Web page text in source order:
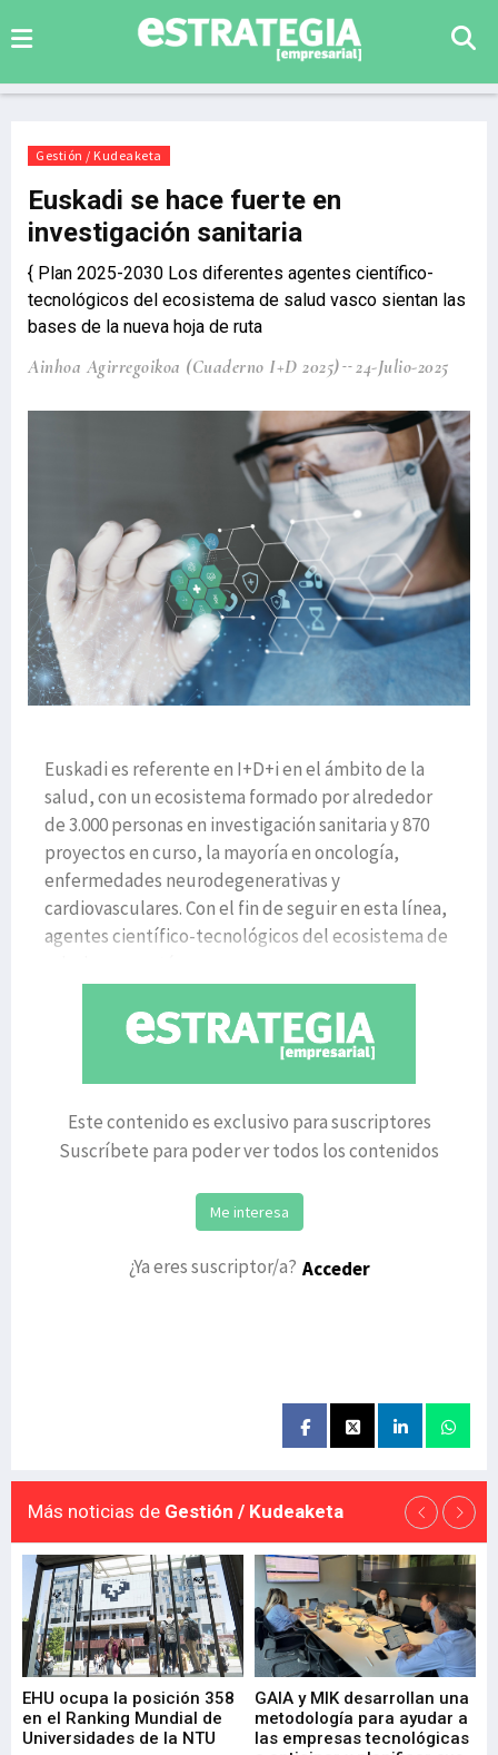
Gestión / Kudeaketa
Euskadi se hace fuerte en
investigación sanitaria
{ Plan 2025-2030 Los diferentes agentes científico-
tecnológicos del ecosistema de salud vasco sientan las
bases de la nueva hoja de ruta
Ainhoa Agirregoikoa (Cuaderno I+D 2025) 24-Julio-2025
Euskadi es referente en I+D+i en el ámbito de la
salud, con un ecosistema formado por alrededor
de 3.000 personas en investigación sanitaria y 870
proyectos en curso, la mayoría en oncología,
enfermedades neurodegenerativas y
cardiovasculares. Con el fin de seguir en esta línea,
agentes científico-tecnológicos del ecosistema de
Este contenido es exclusivo para suscriptores
Suscríbete para poder ver todos los contenidos
Me interesa
¿Ya eres suscriptor/a? Acceder
Más noticias de Gestión / Kudeaketa
EHU ocupa la posición 358
en el Ranking Mundial de
Universidades de la NTU
GAIA y MIK desarrollan una
metodología para ayudar a
las empresas tecnológicas